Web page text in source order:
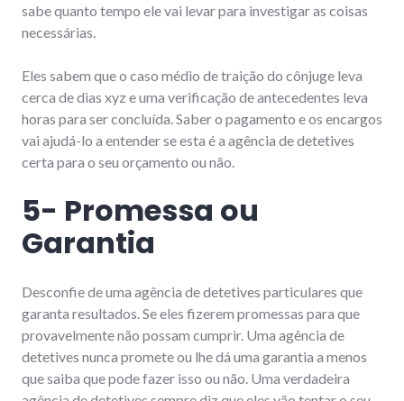
sabe quanto tempo ele vai levar para investigar as coisas
necessárias.
Eles sabem que o caso médio de traição do cônjuge leva
cerca de dias xyz e uma verificação de antecedentes leva
horas para ser concluída. Saber o pagamento e os encargos
vai ajudá-lo a entender se esta é a agência de detetives
certa para o seu orçamento ou não.
5- Promessa ou
Garantia
Desconfie de uma agência de detetives particulares que
garanta resultados. Se eles fizerem promessas para que
provavelmente não possam cumprir. Uma agência de
detetives nunca promete ou lhe dá uma garantia a menos
que saiba que pode fazer isso ou não. Uma verdadeira